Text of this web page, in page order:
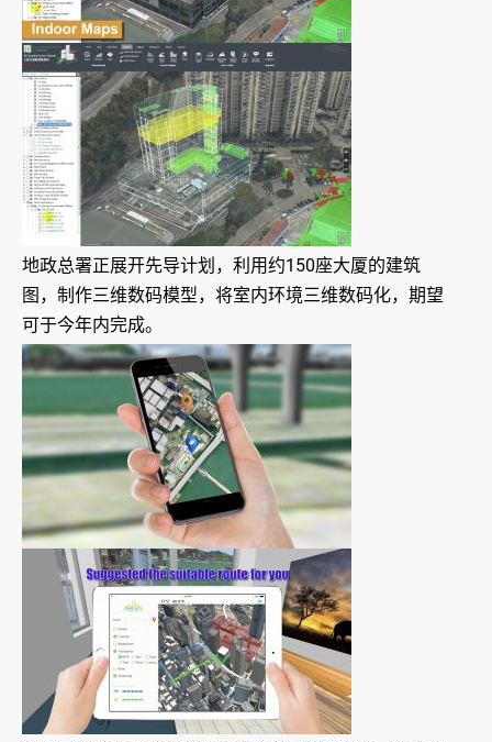
地政总署正展开先导计划，利用约150座大厦的建筑
图，制作三维数码模型，将室内环境三维数码化，期望
可于今年内完成。